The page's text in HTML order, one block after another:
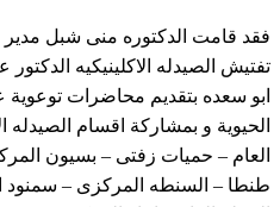
فقد قامت الدكتوره منى شبل
تفتيش الصيدله الاكلينيكيه
ابو سعده بتقديم محاضرات
الحيوية و بمشاركة اقسام الصيدله
العام – حميات زفتى – بسيون
طنطا – السنطه المركزى – سمنود